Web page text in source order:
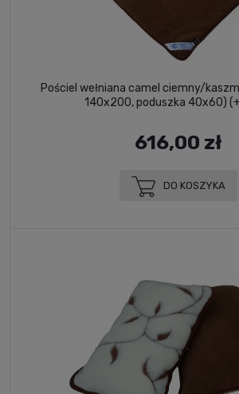
Pościel wełniana camel ciemny/
140x200, poduszka 40x60)
616,00 zł
DO KOSZYKA